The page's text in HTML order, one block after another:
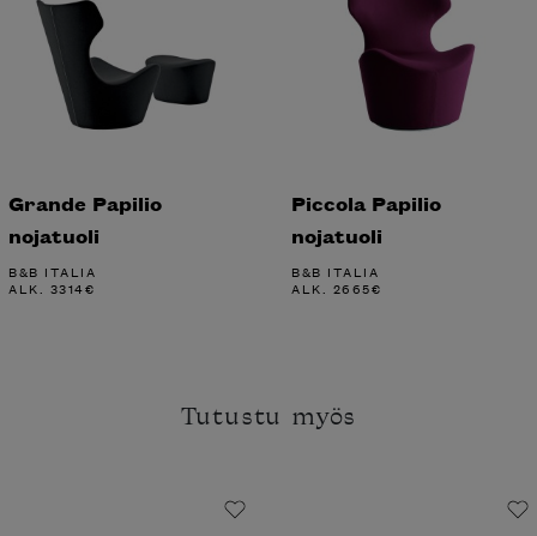
Grande Papilio
nojatuoli
B&B ITALIA
ALK. 3314€
Piccola Papilio
nojatuoli
B&B ITALIA
ALK. 2665€
Tutustu myös